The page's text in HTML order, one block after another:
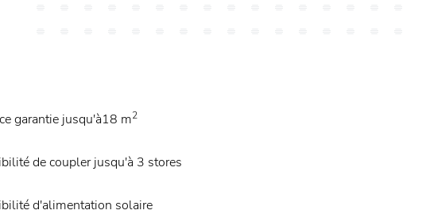
garantie jusqu'à18 m2
de coupler jusqu'à 3 stores
d'alimentation solaire